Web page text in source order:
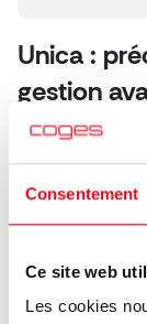
Consentement
Ce site web
Les cookies
Unica :
gestion
Découvrez
Lemonnayeur
des
précis du